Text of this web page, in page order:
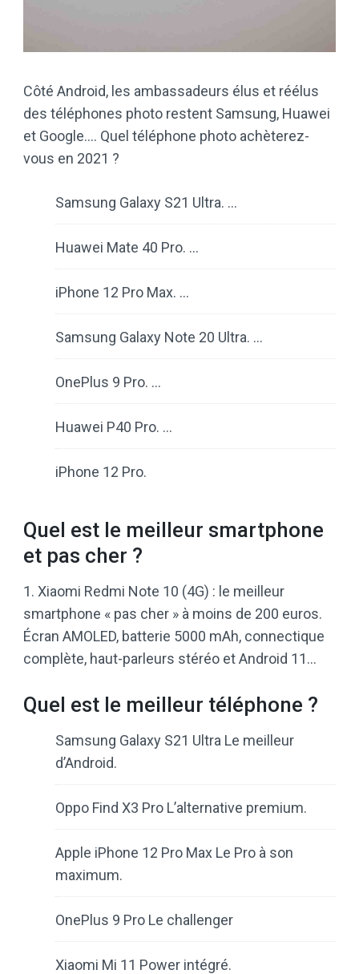
Côté Android, les ambassadeurs élus et réélus
des téléphones photo restent Samsung, Huawei
et Google…. Quel téléphone photo achèterez-
vous en 2021 ?
Samsung Galaxy S21 Ultra. …
Huawei Mate 40 Pro. …
iPhone 12 Pro Max. …
Samsung Galaxy Note 20 Ultra. …
OnePlus 9 Pro. …
Huawei P40 Pro. …
iPhone 12 Pro.
Quel est le meilleur smartphone
et pas cher ?
1. Xiaomi Redmi Note 10 (4G) : le meilleur
smartphone « pas cher » à moins de 200 euros.
Écran AMOLED, batterie 5000 mAh, connectique
complète, haut-parleurs stéréo et Android 11…
Quel est le meilleur téléphone ?
Samsung Galaxy S21 Ultra Le meilleur
d’Android.
Oppo Find X3 Pro L’alternative premium.
Apple iPhone 12 Pro Max Le Pro à son
maximum.
OnePlus 9 Pro Le challenger
Xiaomi Mi 11 Power intégré.